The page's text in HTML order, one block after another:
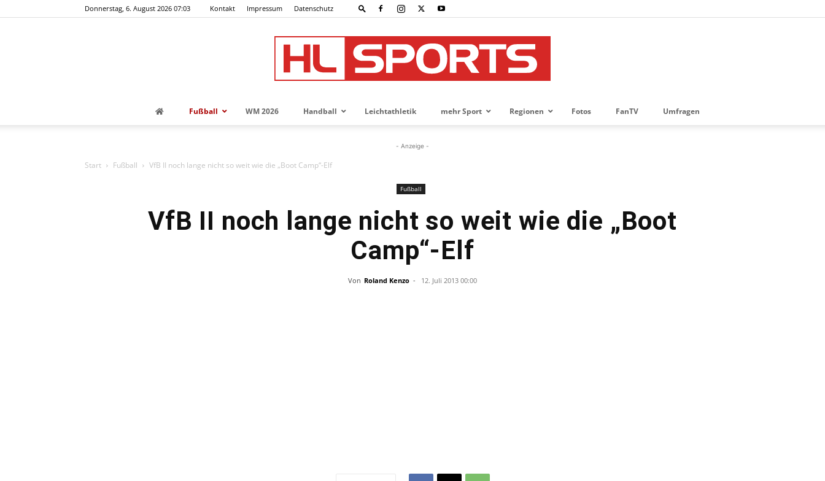
Donnerstag, 6. August 2026 07:03 Kontakt Impressum Datenschutz
–
Fußball WM 2026 Handball Leichtathletik mehr Sport Regionen Fotos FanTV Umfragen
- Anzeige -
Start Fußball VfB II noch lange nicht so weit wie die „Boot Camp“-Elf
Fußball
VfB II noch lange nicht so weit wie die „Boot
Camp“-Elf
Von Roland Kenzo - 12. Juli 2013 00:00